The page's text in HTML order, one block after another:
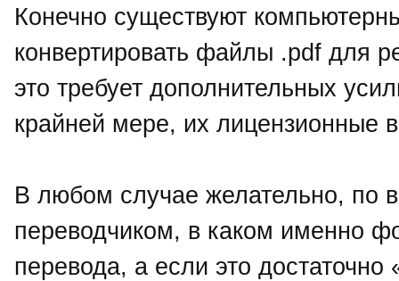
Конечно существуют
конвертировать файлы .pdf для
это требует дополнительных
крайней мере, их лицензионные
В любом случае желательно, по
переводчиком, в каком именно
перевода, а если это достаточно